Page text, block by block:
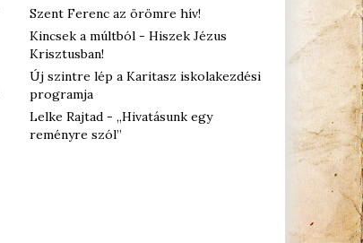
Szent Ferenc az örömre hív!
Kincsek a múltból - Hiszek Jézus
Krisztusban!
Új szintre lép a Karitasz iskolakezdési
programja
Lelke Rajtad - „Hivatásunk egy
reményre szól”